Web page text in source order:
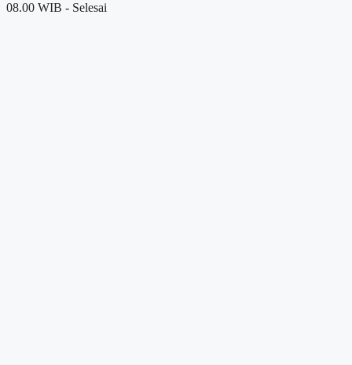
08.00 WIB - Selesai